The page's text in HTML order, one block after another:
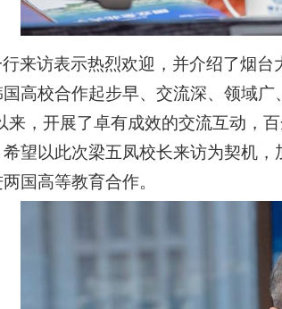
来访表示热烈欢迎，并介绍了烟
高校合作起步早、交流深、领域
来，开展了卓有成效的交流互动，
望以此次梁五凤校长来访为契机
国高等教育合作。